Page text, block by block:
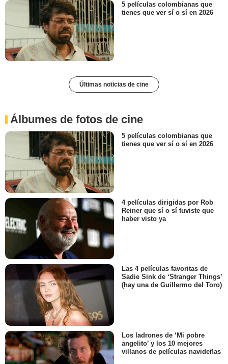
5 películas colombianas que
tienes que ver sí o sí en 2026
Últimas noticias de cine
Álbumes de fotos de cine
5 películas colombianas que
tienes que ver sí o sí en 2026
4 películas dirigidas por Rob
Reiner que sí o sí tuviste que
haber visto ya
Las 4 películas favoritas de
Sadie Sink de ‘Stranger Things’
(hay una de Guillermo del Toro)
Los ladrones de ‘Mi pobre
angelito’ y los 10 mejores
villanos de películas navideñas